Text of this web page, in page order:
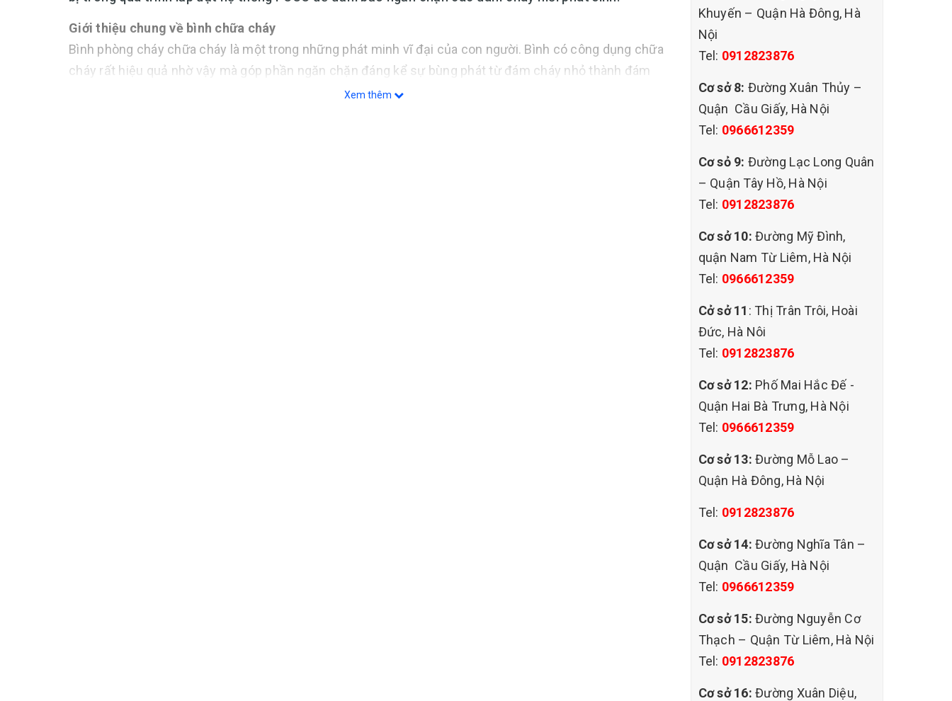
Giới thiệu chung về bình chữa cháy
Bình phòng cháy chữa cháy là một trong những phát minh vĩ đại của con người. Bình có công dụng chữa
cháy rất hiệu quả nhờ vậy mà góp phần ngăn chặn đáng kể sự bùng phát từ đám cháy nhỏ thành đám
Xem thêm
Khuyến – Quận Hà Đông, Hà
Nội
Tel: 0912823876
Cơ sở 8: Đường Xuân Thủy –
Quận Cầu Giấy, Hà Nội
Tel: 0966612359
Cơ sỏ 9: Đường Lạc Long Quân
– Quận Tây Hồ, Hà Nội
Tel: 0912823876
Cơ sở 10: Đường Mỹ Đình,
quận Nam Từ Liêm, Hà Nội
Tel: 0966612359
Cở sở 11 : Thị Trân Trôi, Hoài
Đức, Hà Nôi
Tel: 0912823876
Cơ sở 12: Phố Mai Hắc Đế -
Quận Hai Bà Trưng, Hà Nội
Tel: 0966612359
Cơ sở 13: Đường Mỗ Lao –
Quận Hà Đông, Hà Nội
Tel: 0912823876
Cơ sở 14: Đường Nghĩa Tân –
Quận Cầu Giấy, Hà Nội
Tel: 0966612359
Cơ sở 15: Đường Nguyễn Cơ
Thạch – Quận Từ Liêm, Hà Nội
Tel: 0912823876
Cơ sở 16: Đường Xuân Diệu,